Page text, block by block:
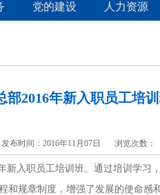
党的建设 人力资源
2016年新入职员工培
发布时间：2016年11月07日 浏览次数：
入职员工培训班。通过培训学习
规章制度，增强了发展的使命感